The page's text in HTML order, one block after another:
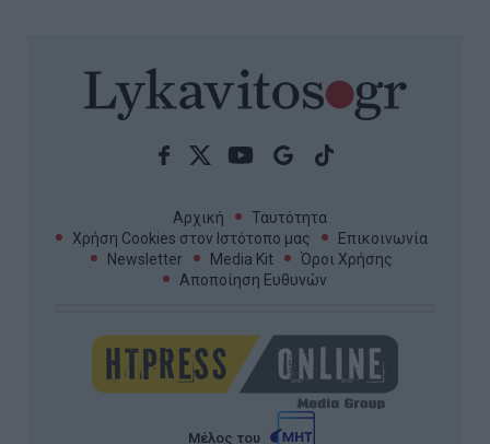
Αρχική
Ταυτότητα
Χρήση Cookies στον Ιστότοπο μας
Επικοινωνία
Newsletter
Media Kit
Όροι Χρήσης
Αποποίηση Ευθυνών
Μέλος του